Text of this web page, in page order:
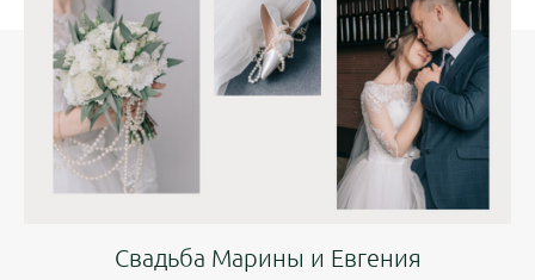
Свадьба Марины и Евгения